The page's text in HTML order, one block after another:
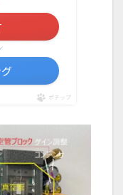
ポチップ